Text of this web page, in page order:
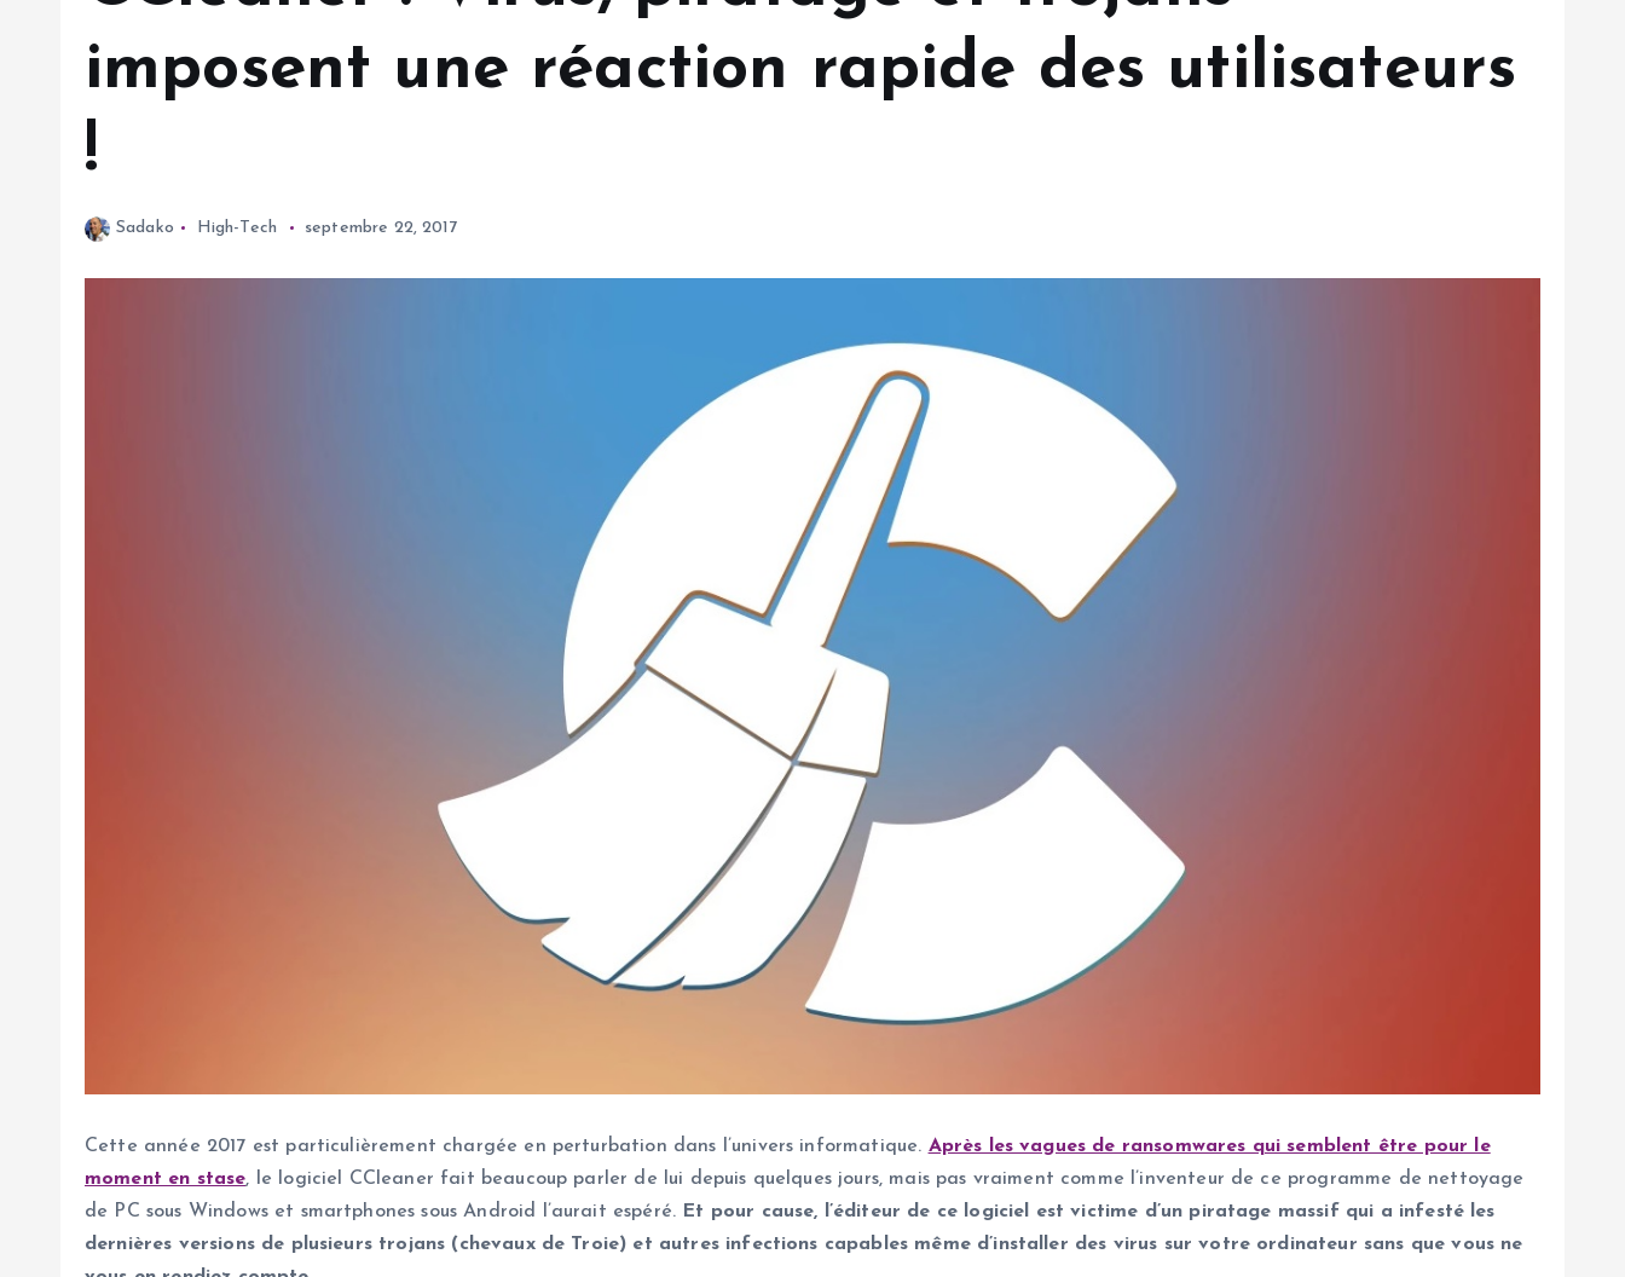
imposent une réaction rapide des utilisateurs
!
Sadako High-Tech septembre 22, 2017
Cette année 2017 est particulièrement chargée en perturbation dans l’univers informatique. Après les vagues de ransomwares qui semblent être pour le
moment en stase, le logiciel CCleaner fait beaucoup parler de lui depuis quelques jours, mais pas vraiment comme l’inventeur de ce programme de nettoyage
de PC sous Windows et smartphones sous Android l’aurait espéré. Et pour cause, l’éditeur de ce logiciel est victime d’un piratage massif qui a infesté les
dernières versions de plusieurs trojans (chevaux de Troie) et autres infections capables même d’installer des virus sur votre ordinateur sans que vous ne